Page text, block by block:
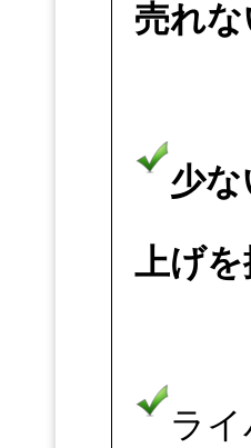
売れな
少
上げを
ラ